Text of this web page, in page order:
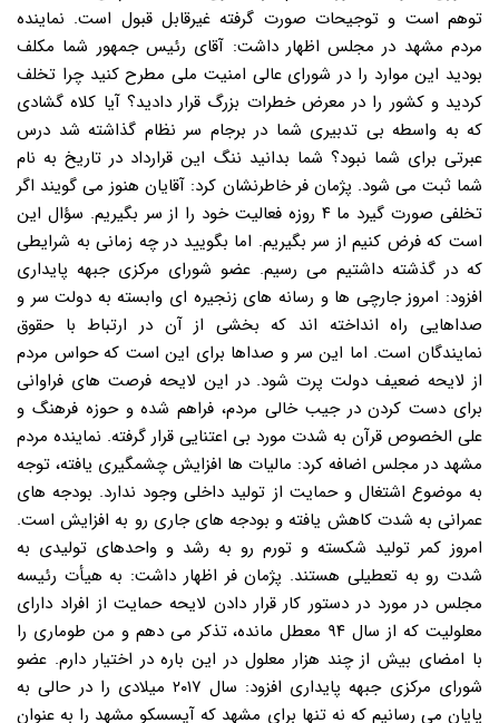
توهم است و توجیحات صورت گرفته غیرقابل قبول است. نماینده
مردم مشهد در مجلس اظهار داشت: آقای رئیس جمهور شما مکلف
بودید این موارد را در شورای عالی امنیت ملی مطرح کنید چرا تخلف
کردید و کشور را در معرض خطرات بزرگ قرار دادید؟ آیا کلاه گشادی
که به واسطه بی تدبیری شما در برجام سر نظام گذاشته شد درس
عبرتی برای شما نبود؟ شما بدانید ننگ این قرارداد در تاریخ به نام
شما ثبت می شود. پژمان فر خاطرنشان کرد: آقایان هنوز می گویند اگر
تخلفی صورت گیرد ما ۴ روزه فعالیت خود را از سر بگیریم. سؤال این
است که فرض کنیم از سر بگیریم. اما بگویید در چه زمانی به شرایطی
که در گذشته داشتیم می رسیم. عضو شورای مرکزی جبهه پایداری
افزود: امروز جارچی ها و رسانه های زنجیره ای وابسته به دولت سر و
صداهایی راه انداخته اند که بخشی از آن در ارتباط با حقوق
نمایندگان است. اما این سر و صداها برای این است که حواس مردم
از لایحه ضعیف دولت پرت شود. در این لایحه فرصت های فراوانی
برای دست کردن در جیب خالی مردم، فراهم شده و حوزه فرهنگ و
علی الخصوص قرآن به شدت مورد بی اعتنایی قرار گرفته. نماینده مردم
مشهد در مجلس اضافه کرد: مالیات ها افزایش چشمگیری یافته، توجه
به موضوع اشتغال و حمایت از تولید داخلی وجود ندارد. بودجه های
عمرانی به شدت کاهش یافته و بودجه های جاری رو به افزایش است.
امروز کمر تولید شکسته و تورم رو به رشد و واحدهای تولیدی به
شدت رو به تعطیلی هستند. پژمان فر اظهار داشت: به هیأت رئیسه
مجلس در مورد در دستور کار قرار دادن لایحه حمایت از افراد دارای
معلولیت که از سال ۹۴ معطل مانده، تذکر می دهم و من طوماری را
با امضای بیش از چند هزار معلول در این باره در اختیار دارم. عضو
شورای مرکزی جبهه پایداری افزود: سال ۲۰۱۷ میلادی را در حالی به
پایان می رسانیم که نه تنها برای مشهد که آیسسکو مشهد را به عنوان